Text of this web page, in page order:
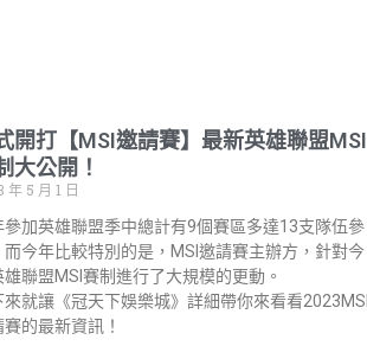
開打【MSI邀請賽】最新英雄聯盟MSI
大公開！
年 5 月 1 日
參加英雄聯盟季中總計有9個賽區多達13支隊伍參
而今年比較特別的是，MSI邀請賽主辦方，針對今
雄聯盟MSI賽制進行了大規模的更動。
來就讓《冠天下娛樂城》詳細帶你來看看2023MSI
的最新資訊！